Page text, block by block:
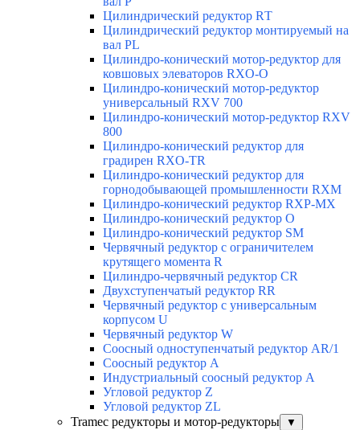
Цилиндрический редуктор RТ
Цилиндрический редуктор монтируемый на
вал РL
Цилиндро-конический мотор-редуктор для
ковшовых элеваторов RXO-O
Цилиндро-конический мотор-редуктор
универсальный RXV 700
Цилиндро-конический мотор-редуктор RXV
800
Цилиндро-конический редуктор для
градирен RXO-TR
Цилиндро-конический редуктор для
горнодобывающей промышленности RXМ
Цилиндро-конический редуктор RXP-MX
Цилиндро-конический редуктор О
Цилиндро-конический редуктор SM
Червячный редуктор с ограничителем
крутящего момента R
Цилиндро-червячный редуктор СR
Двухступенчатый редуктор RR
Червячный редуктор с универсальным
корпусом U
Червячный редуктор W
Соосный одноступенчатый редуктор AR/1
Соосный редуктор А
Индустриальный соосный редуктор А
Угловой редуктор Z
Угловой редуктор ZL
Tramec редукторы и мотор-редукторы
▼